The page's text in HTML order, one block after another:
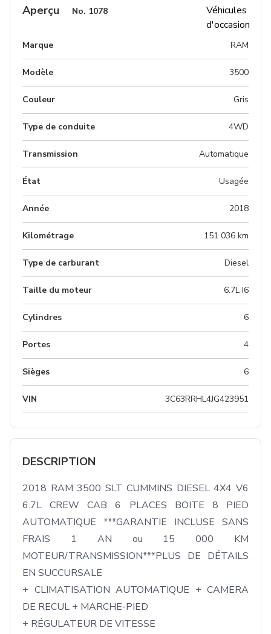
Aperçu No. 1078
Marque RAM
Modèle 3500
Couleur gris
Type de conduite 4WD
Transmission Automatique
État Usagée
Année 2018
Kilométrage 151 036 km
Type de carburant Diesel
Taille du moteur 6.7L I6
Cylindres 6
Portes 4
Sièges 6
VIN 3C63RRHL4JG423951
DESCRIPTION
2018 RAM 3500 SLT CUMMINS DIESEL 4X4 V6
6.7L CREW CAB 6 PLACES BOITE 8 PIED
AUTOMATIQUE ***GARANTIE INCLUSE SANS
FRAIS 1 AN ou 15 000 KM
MOTEUR/TRANSMISSION***PLUS DE DÉTAILS
EN SUCCURSALE
+ CLIMATISATION AUTOMATIQUE + CAMERA
DE RECUL + MARCHE-PIED
+ RÉGULATEUR DE VITESSE